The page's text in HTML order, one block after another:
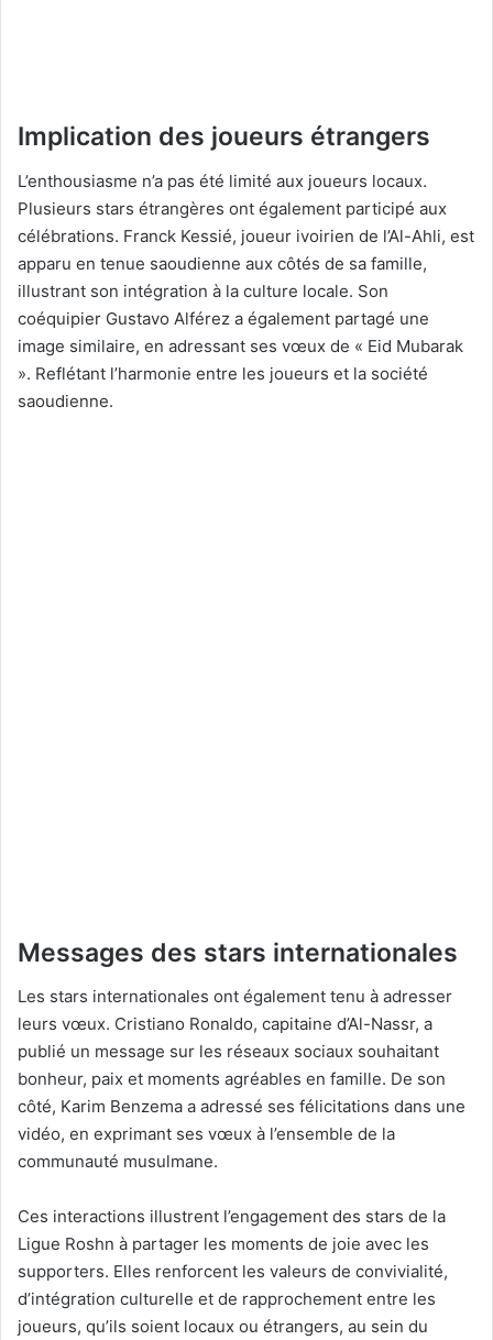
Implication des joueurs étrangers
L’enthousiasme n’a pas été limité aux joueurs locaux.
Plusieurs stars étrangères ont également participé aux
célébrations. Franck Kessié, joueur ivoirien de l’Al-Ahli, est
apparu en tenue saoudienne aux côtés de sa famille,
illustrant son intégration à la culture locale. Son
coéquipier Gustavo Alférez a également partagé une
image similaire, en adressant ses vœux de « Eid Mubarak
». Reflétant l’harmonie entre les joueurs et la société
saoudienne.
Messages des stars internationales
Les stars internationales ont également tenu à adresser
leurs vœux. Cristiano Ronaldo, capitaine d’Al-Nassr, a
publié un message sur les réseaux sociaux souhaitant
bonheur, paix et moments agréables en famille. De son
côté, Karim Benzema a adressé ses félicitations dans une
vidéo, en exprimant ses vœux à l’ensemble de la
communauté musulmane.
Ces interactions illustrent l’engagement des stars de la
Ligue Roshn à partager les moments de joie avec les
supporters. Elles renforcent les valeurs de convivialité,
d’intégration culturelle et de rapprochement entre les
joueurs, qu’ils soient locaux ou étrangers, au sein du